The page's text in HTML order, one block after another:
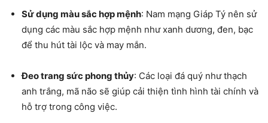
Sử dụng màu sắc hợp mệnh: Nam mạng Giáp Tý nên sử
dụng các màu sắc hợp mệnh như xanh dương, đen, bạc
để thu hút tài lộc và may mắn.
Đeo trang sức phong thủy: Các loại đá quý như thạch
anh trắng, mã não sẽ giúp cải thiện tình hình tài chính và
hỗ trợ trong công việc.